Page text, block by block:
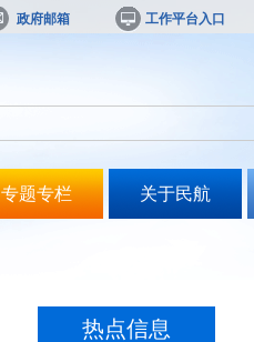
政府邮箱 工作平台入口
专题专栏 关于民航
热点信息